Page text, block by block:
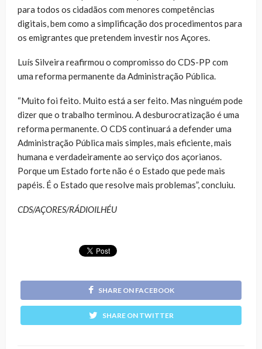
para todos os cidadãos com menores competências
digitais, bem como a simplificação dos procedimentos para
os emigrantes que pretendem investir nos Açores.
Luís Silveira reafirmou o compromisso do CDS-PP com
uma reforma permanente da Administração Pública.
“Muito foi feito. Muito está a ser feito. Mas ninguém pode
dizer que o trabalho terminou. A desburocratização é uma
reforma permanente. O CDS continuará a defender uma
Administração Pública mais simples, mais eficiente, mais
humana e verdadeiramente ao serviço dos açorianos.
Porque um Estado forte não é o Estado que pede mais
papéis. É o Estado que resolve mais problemas”, concluiu.
CDS/AÇORES/RÁDIOILHÉU
SHARE ON FACEBOOK
SHARE ON TWITTER